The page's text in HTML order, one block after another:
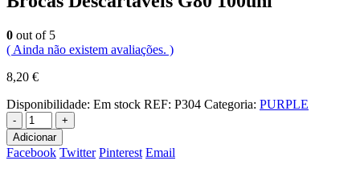
0 out of 5
( Ainda não existem avaliações. )
8,20 €
Disponibilidade: Em stock REF: P304 Categoria: PURPLE
-
+
Adicionar
Facebook Twitter Pinterest Email